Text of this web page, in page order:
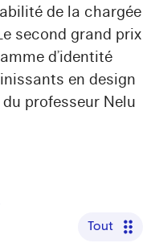
de la chargée
second grand prix
d’identité
en design
professeur Nelu
Tout